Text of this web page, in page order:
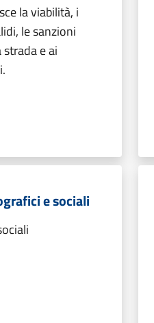
la viabilità, i
le sanzioni
e ai
e sociali